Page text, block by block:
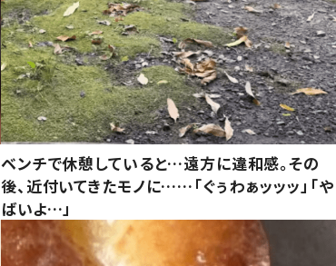
ベンチで休憩していると…遠方に違和感。その
後、近付いてきたモノに……「ぐぅわぁッッッ」「や
ばいよ…」